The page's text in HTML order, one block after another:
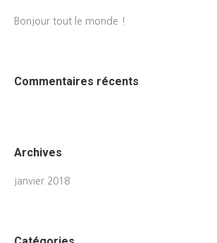
Bonjour tout le monde !
Commentaires récents
Archives
janvier 2018